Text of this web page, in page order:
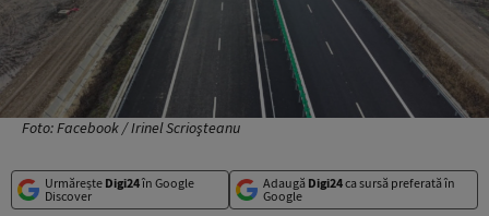
Foto: Facebook / Irinel Scrioşteanu
Urmărește Digi24în Google
Discover
Adaugă Digi24ca sursă preferată în
Google